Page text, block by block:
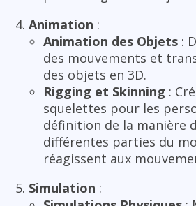
Animation :
Animation des Objets :
des mouvements et
des objets en 3D.
Rigging et Skinning :
squelettes pour les
définition de la manière
différentes parties du
réagissent aux
Simulation :